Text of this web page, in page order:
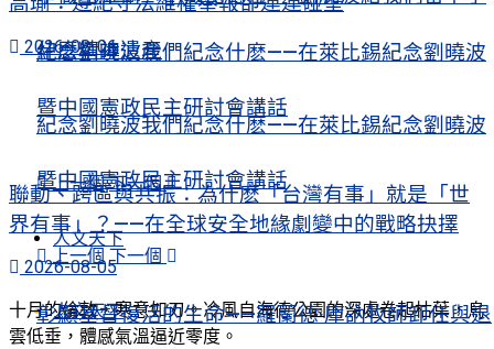
紀念劉曉波我們紀念什麽——在萊比錫紀念劉曉波
暨中國憲政民主研討會講話
上一個 下一個
人文天下
彰顯基督復活的生命——羅蘭德·庫訥牧師卸任與退
什麼精神遺產
紀念劉曉波我們紀念什麽——在萊比錫紀念劉曉波
暨中國憲政民主研討會講話
上一個 下一個
人文天下
2026-08-06
聯動、跨區與共振：為什麽「台灣有事」就是「世
界有事」？——在全球安全地緣劇變中的戰略抉擇
2026-08-05
十月的倫敦，寒意如刃。冷風自海德公園的深處卷起枯葉，烏
雲低垂，體感氣溫逼近零度。